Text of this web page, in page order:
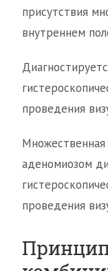
присутствия
внутреннем
проведения
аденомиозом
проведения